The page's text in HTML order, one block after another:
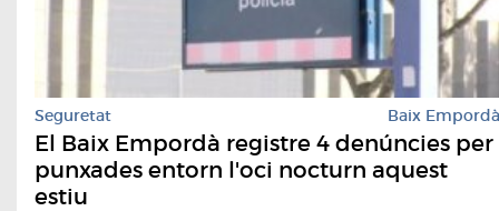
Seguretat Baix Empordà
El Baix Empordà registre 4 denúncies per
punxades entorn l'oci nocturn aquest
estiu